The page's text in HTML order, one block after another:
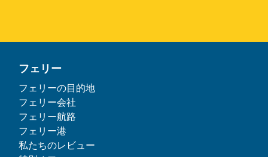
フェリー
フェリーの目的地
フェリー会社
フェリー航路
フェリー港
私たちのレビュー